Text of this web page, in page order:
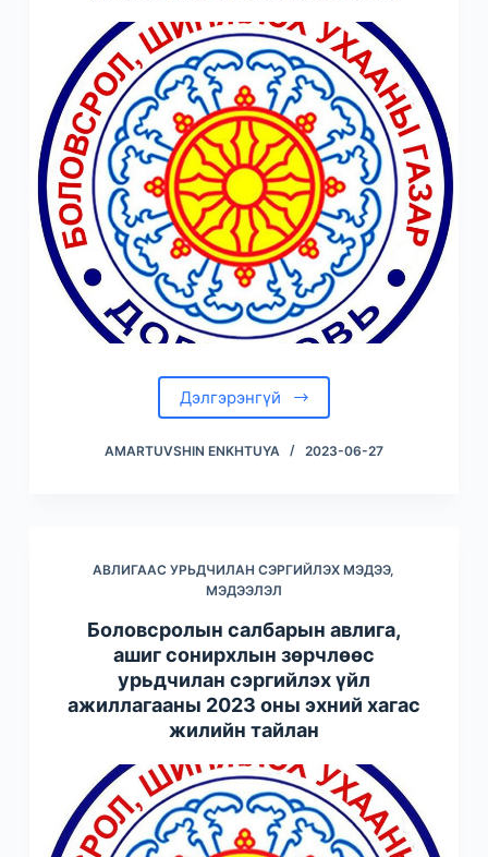
Дэлгэрэнгүй
AMARTUVSHIN ENKHTUYA 2023-06-27
АВЛИГААС УРЬДЧИЛАН СЭРГИЙЛЭХ МЭДЭЭ,
МЭДЭЭЛЭЛ
Боловсролын салбарын авлига,
ашиг сонирхлын зөрчлөөс
урьдчилан сэргийлэх үйл
ажиллагааны 2023 оны эхний хагас
жилийн тайлан